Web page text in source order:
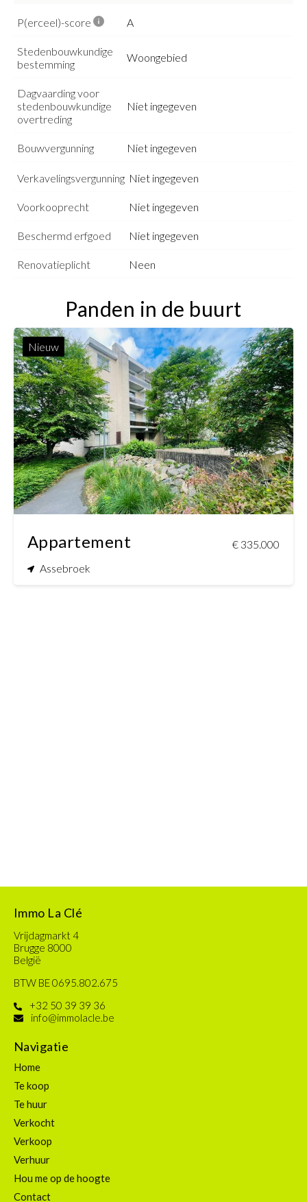
P(erceel)-score A
Stedenbouwkundige
bestemming
Woongebied
Dagvaarding voor
stedenbouwkundige
overtreding
Niet ingegeven
Bouwvergunning Niet ingegeven
Verkavelingsvergunning Niet ingegeven
Voorkooprecht Niet ingegeven
Beschermd erfgoed Niet ingegeven
Renovatieplicht Neen
Panden in de buurt
Nieuw
1
95 m²
95 m²
Appartement
€ 335.000
Assebroek
Immo La Clé
Vrijdagmarkt 4
Brugge 8000
België
BTW BE 0695.802.675
+32 50 39 39 36
info@immolacle.be
Navigatie
Home
Te koop
Te huur
Verkocht
Verkoop
Verhuur
Hou me op de hoogte
Contact